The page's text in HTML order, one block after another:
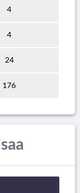
4
4
24
176